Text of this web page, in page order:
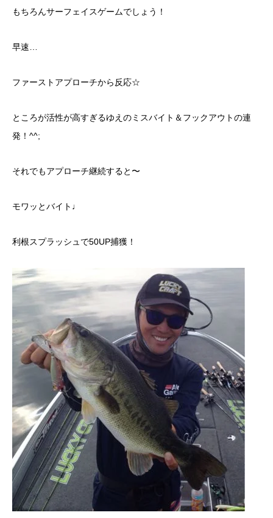
もちろんサーフェイスゲームでしょう！
早速…
ファーストアプローチから反応☆
ところが活性が高すぎるゆえのミスバイト＆フックアウトの連
発！^^;
それでもアプローチ継続すると〜
モワッとバイト♩
利根スプラッシュで50UP捕獲！